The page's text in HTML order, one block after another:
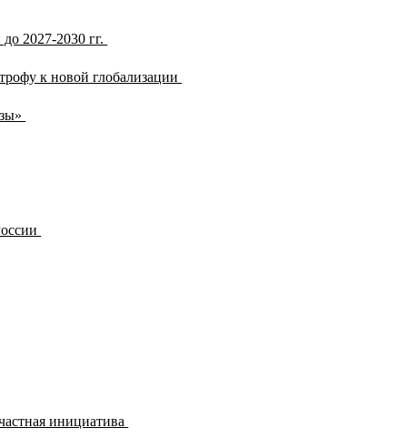
2027-2030 гг.
к новой глобализации
инициатива